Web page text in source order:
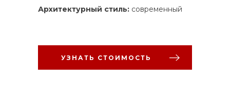
Архитектурный стиль: современный
УЗНАТЬ СТОИМОСТЬ